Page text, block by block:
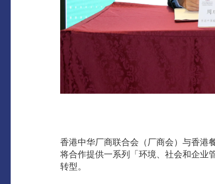
香港中华厂商联合会（厂商会）与香港
将合作提供一系列「环境、社会和企业
转型。